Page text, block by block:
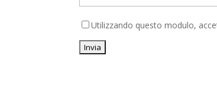
Utilizzando questo modulo,